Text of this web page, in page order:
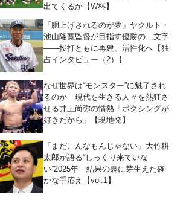
出てくるか【W杯】
「胴上げされるのが夢」ヤクルト・
池山隆寛監督が目指す優勝の二文字
――投打ともに再建、活性化へ【独
占インタビュー（2）】
なぜ世界は“モンスター”に魅了され
るのか 現代を生きる人々を熱狂さ
せる井上尚弥の情熱「ボクシングが
好きだから」【現地発】
「まだこんなもんじゃない」大竹耕
太郎が語る“しっくり来ていな
い”2025年 結果の裏に芽生えた確
かな手応え【vol.1】